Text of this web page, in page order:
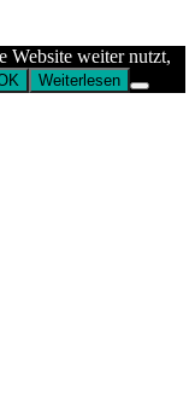
Website weiter nutzt,
Weiterlesen